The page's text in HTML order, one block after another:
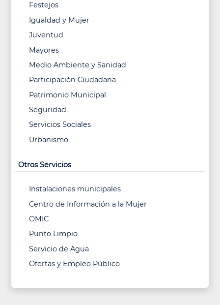
Festejos
Igualdad y Mujer
Juventud
Mayores
Medio Ambiente y Sanidad
Participación Ciudadana
Patrimonio Municipal
Seguridad
Servicios Sociales
Urbanismo
Otros Servicios
Instalaciones municipales
Centro de Información a la Mujer
OMIC
Punto Limpio
Servicio de Agua
Ofertas y Empleo Público